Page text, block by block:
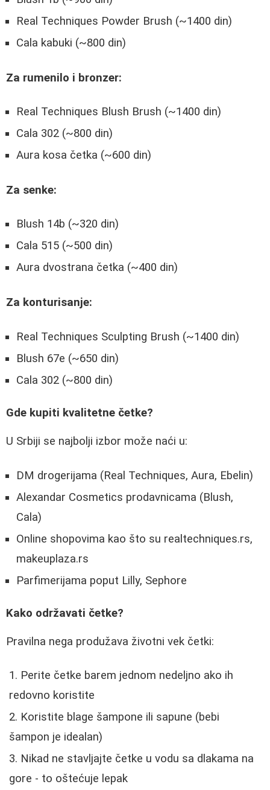
Real Techniques Powder Brush (~1400 din)
Cala kabuki (~800 din)
Za rumenilo i bronzer:
Real Techniques Blush Brush (~1400 din)
Cala 302 (~800 din)
Aura kosa četka (~600 din)
Za senke:
Blush 14b (~320 din)
Cala 515 (~500 din)
Aura dvostrana četka (~400 din)
Za konturisanje:
Real Techniques Sculpting Brush (~1400 din)
Blush 67e (~650 din)
Cala 302 (~800 din)
Gde kupiti kvalitetne četke?
U Srbiji se najbolji izbor može naći u:
DM drogerijama (Real Techniques, Aura, Ebelin)
Alexandar Cosmetics prodavnicama (Blush,
Cala)
Online shopovima kao što su realtechniques.rs,
makeuplaza.rs
Parfimerijama poput Lilly, Sephore
Kako održavati četke?
Pravilna nega produžava životni vek četki:
Perite četke barem jednom nedeljno ako ih
redovno koristite
Koristite blage šampone ili sapune (bebi
šampon je idealan)
Nikad ne stavljajte četke u vodu sa dlakama na
gore - to oštećuje lepak